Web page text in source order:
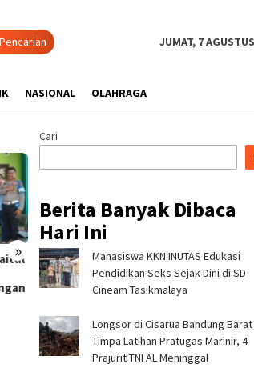
Pencarian JUMAT, 7
NASIONAL OLAHRAGA
»
Pertamina Patra Niaga, PLN
Nusantara Power UP
Rembang, dan Rumah Zakat
bagi Anak Penyintas Gempa
di Sigi
Hadir
Week
Cari
Berita Banyak Dibaca
Hari Ini
Mahasiswa KKN INUTAS Edukasi
Pendidikan Seks Sejak Dini di SD
Cineam Tasikmalaya
Longsor di Cisarua Bandung Barat
Timpa Latihan Pra­tugas Marinir, 4
Prajurit TNI AL Meninggal